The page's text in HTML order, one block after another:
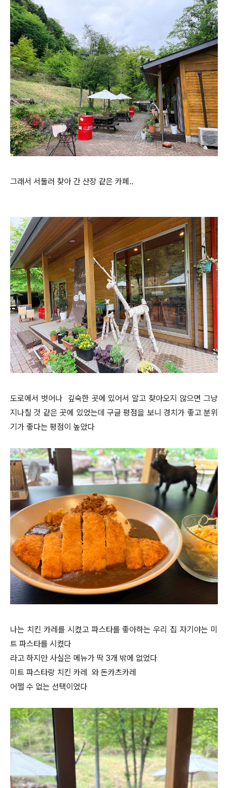
그래서 서둘러 찾아 간 산장 같은 카페..
도로에서 벗어나 깊숙한 곳에 있어서 알고 찾아오지 않으면 그냥
지나칠 것 같은 곳에 있었는데 구글 평점을 보니 경치가 좋고 분위
기가 좋다는 평점이 높았다
나는 치킨 카레를 시켰고 파스타를 좋아하는 우리 집 자기야는 미
트 파스타를 시켰다
라고 하지만 사실은 메뉴가 딱 3개 밖에 없었다
미트 파스타랑 치킨 카레 와 돈카츠카레
어쩔 수 없는 선택이었다